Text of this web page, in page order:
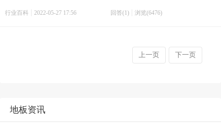
行业百科 2022-05-27 17:56 回答(1) 浏览(6476)
上一页 下一页
地板资讯